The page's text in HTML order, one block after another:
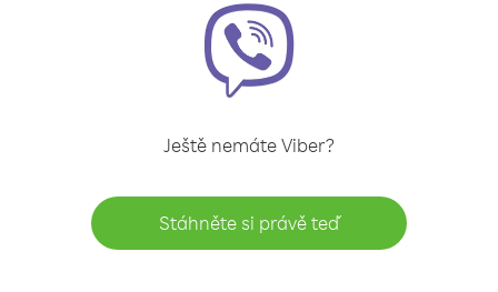
Ještě nemáte Viber?
Stáhněte si právě teď